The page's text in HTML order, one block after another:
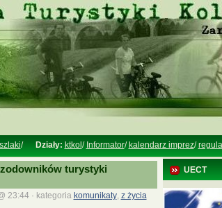
szlaki/ Działy: ktkol / Informator/ kalendarz imprez/
turystyki
23:44 · kategoria komunikaty, z życia
UECT